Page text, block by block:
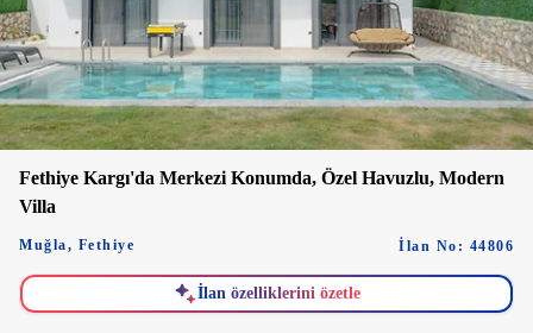
Fethiye Kargı'da Merkezi Konumda, Özel Havuzlu, Modern
Villa
Muğla, Fethiye İlan No: 44806
İlan özelliklerini özetle